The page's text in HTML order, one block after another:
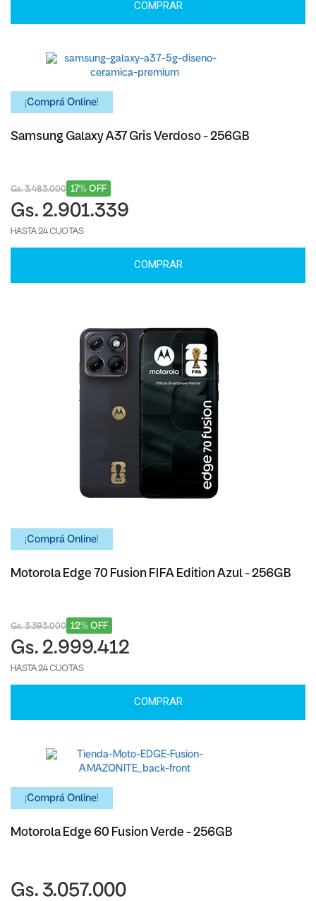
COMPRAR
¡Comprá Online!
Samsung Galaxy A37 Gris Verdoso - 256GB
17% OFF
Gs. 3.483.000
Gs. 2.901.339
HASTA 24 CUOTAS
COMPRAR
¡Comprá Online!
Motorola Edge 70 Fusion FIFA Edition Azul - 256GB
12% OFF
Gs. 3.393.000
Gs. 2.999.412
HASTA 24 CUOTAS
COMPRAR
¡Comprá Online!
Motorola Edge 60 Fusion Verde - 256GB
Gs. 3.057.000